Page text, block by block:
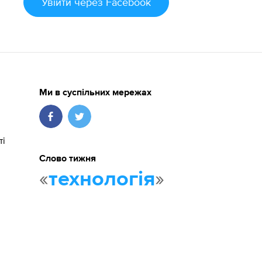
Ми в суспільних мережах
Слово тижня
«технологія»